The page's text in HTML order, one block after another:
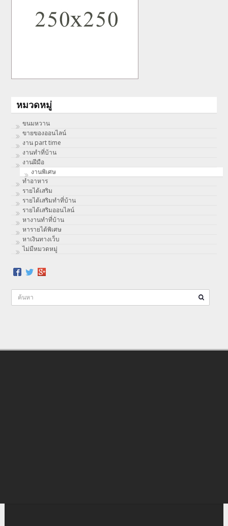
หมวดหมู่
ขนมหวาน
ขายของออนไลน์
งาน part time
งานทําที่บ้าน
งานฝีมือ
งานพิเศษ
ทําอาหาร
รายได้เสริม
รายได้เสริมทำที่บ้าน
รายได้เสริมออนไลน์
หางานทำที่บ้าน
หารายได้พิเศษ
หาเงินทางเว็บ
ไม่มีหมวดหมู่